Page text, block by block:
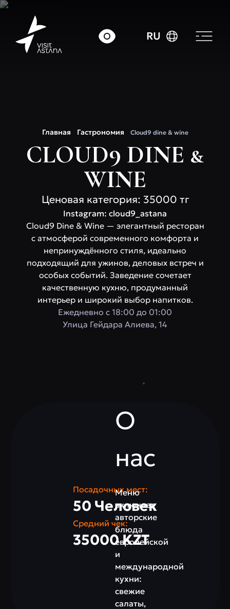
RU
Главная Гастрономия Cloud9 dine & wine
CLOUD9 DINE &
WINE
Ценовая категория: 35000 тг
Instagram: cloud9_astana
Cloud9 Dine & Wine — элегантный ресторан
с атмосферой современного комфорта и
непринуждённого стиля, идеально
подходящий для ужинов, деловых встреч и
особых событий. Заведение сочетает
качественную кухню, продуманный
интерьер и широкий выбор напитков.
Ежедневно с 18:00 до 01:00
​Улица Гейдара Алиева, 14
О
нас
Меню
включает
авторские
блюда
европейской
и
международной
кухни:
свежие
салаты,
Посадочных мест:
50 Человек
Средний чек:
35000 KZT